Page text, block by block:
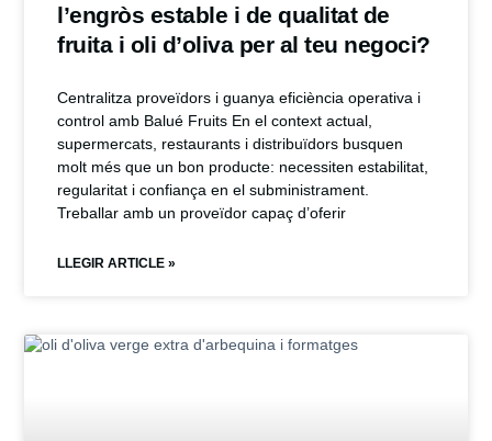
l’engròs estable i de qualitat de
fruita i oli d’oliva per al teu negoci?
Centralitza proveïdors i guanya eficiència operativa i
control amb Balué Fruits En el context actual,
supermercats, restaurants i distribuïdors busquen
molt més que un bon producte: necessiten estabilitat,
regularitat i confiança en el subministrament.
Treballar amb un proveïdor capaç d’oferir
LLEGIR ARTICLE »